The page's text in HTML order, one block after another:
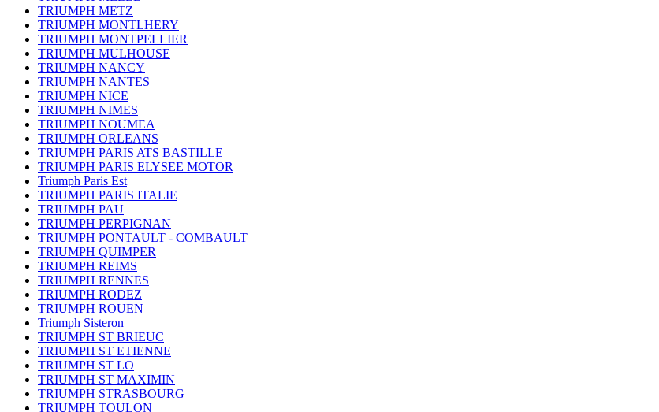
TRIUMPH METZ
TRIUMPH MONTLHERY
TRIUMPH MONTPELLIER
TRIUMPH MULHOUSE
TRIUMPH NANCY
TRIUMPH NANTES
TRIUMPH NICE
TRIUMPH NIMES
TRIUMPH NOUMEA
TRIUMPH ORLEANS
TRIUMPH PARIS ATS BASTILLE
TRIUMPH PARIS ELYSEE MOTOR
Triumph Paris Est
TRIUMPH PARIS ITALIE
TRIUMPH PAU
TRIUMPH PERPIGNAN
TRIUMPH PONTAULT - COMBAULT
TRIUMPH QUIMPER
TRIUMPH REIMS
TRIUMPH RENNES
TRIUMPH RODEZ
TRIUMPH ROUEN
Triumph Sisteron
TRIUMPH ST BRIEUC
TRIUMPH ST ETIENNE
TRIUMPH ST LO
TRIUMPH ST MAXIMIN
TRIUMPH STRASBOURG
TRIUMPH TOULON